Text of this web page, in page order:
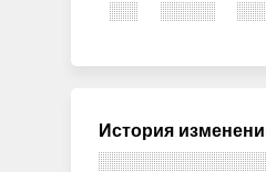
История